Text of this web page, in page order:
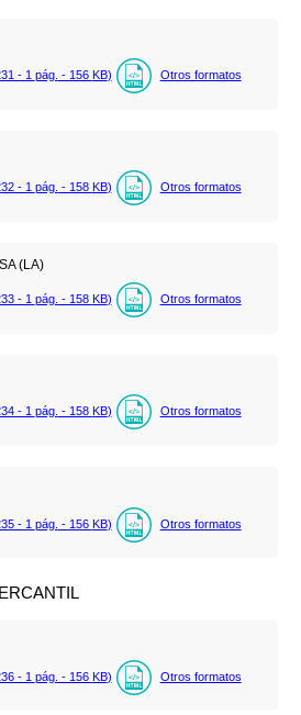
- 1 pág. - 156 KB) Otros formatos
- 1 pág. - 158 KB) Otros formatos
(LA)
- 1 pág. - 158 KB) Otros formatos
- 1 pág. - 158 KB) Otros formatos
- 1 pág. - 156 KB) Otros formatos
- 1 pág. - 156 KB) Otros formatos